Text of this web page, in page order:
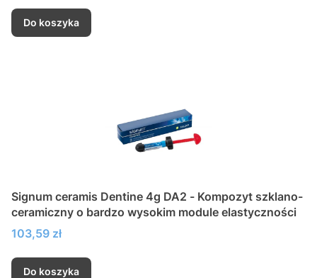
Do koszyka
Signum ceramis Dentine 4g DA2 - Kompozyt szklano-
ceramiczny o bardzo wysokim module elastyczności
Cena
103,59 zł
Do koszyka